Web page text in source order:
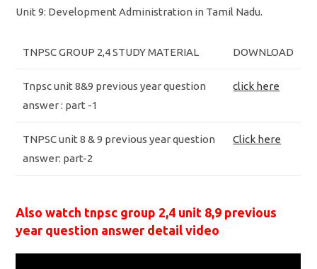
Unit 9: Development Administration in Tamil Nadu.
TNPSC GROUP 2,4 STUDY MATERIAL DOWNLOAD
Tnpsc unit 8&9 previous year question
answer : part -1
click here
TNPSC unit 8 & 9 previous year question
answer: part-2
Click here
Also watch tnpsc group 2,4 unit 8,9 previous
year question answer detail video